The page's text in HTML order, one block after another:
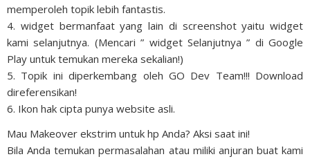
memperoleh topik lebih fantastis.
4. widget bermanfaat yang lain di screenshot yaitu widget
kami selanjutnya. (Mencari ” widget Selanjutnya ” di Google
Play untuk temukan mereka sekalian!)
5. Topik ini diperkembang oleh GO Dev Team!!! Download
direferensikan!
6. Ikon hak cipta punya website asli.
Mau Makeover ekstrim untuk hp Anda? Aksi saat ini!
Bila Anda temukan permasalahan atau miliki anjuran buat kami